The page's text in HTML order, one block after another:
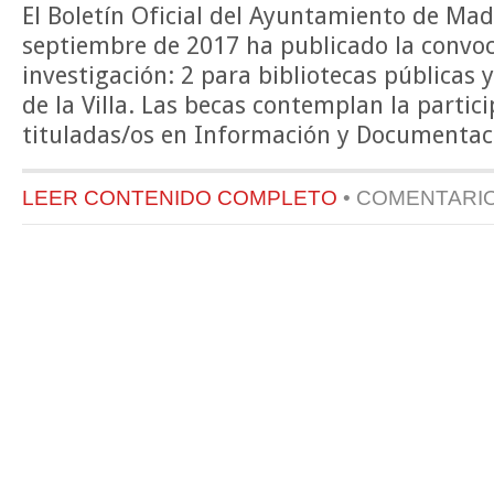
El Boletín Oficial del Ayuntamiento de
septiembre de 2017 ha publicado la
investigación: 2 para bibliotecas públicas
de la Villa. Las becas contemplan la
tituladas/os en Información y
LEER CONTENIDO COMPLETO •